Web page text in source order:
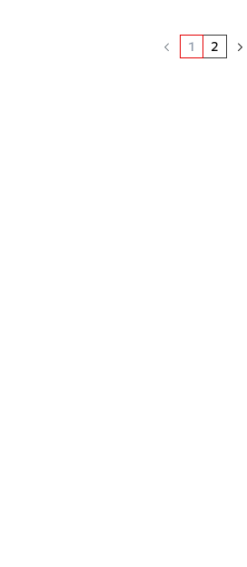
1 2